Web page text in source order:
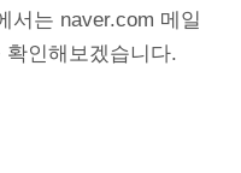
서는 naver.com 메일
인해보겠습니다.